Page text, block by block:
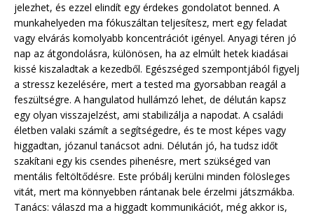
jelezhet, és ezzel elindít egy érdekes gondolatot benned. A
munkahelyeden ma fókuszáltan teljesítesz, mert egy feladat
vagy elvárás komolyabb koncentrációt igényel. Anyagi téren jó
nap az átgondolásra, különösen, ha az elmúlt hetek kiadásai
kissé kiszaladtak a kezedből. Egészséged szempontjából figyelj
a stressz kezelésére, mert a tested ma gyorsabban reagál a
feszültségre. A hangulatod hullámzó lehet, de délután kapsz
egy olyan visszajelzést, ami stabilizálja a napodat. A családi
életben valaki számít a segítségedre, és te most képes vagy
higgadtan, józanul tanácsot adni. Délután jó, ha tudsz időt
szakítani egy kis csendes pihenésre, mert szükséged van
mentális feltöltődésre. Este próbálj kerülni minden fölösleges
vitát, mert ma könnyebben rántanak bele érzelmi játszmákba.
Tanács: válaszd ma a higgadt kommunikációt, még akkor is,